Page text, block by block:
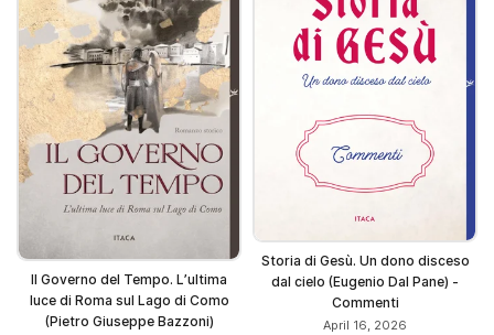
Il Governo del Tempo. L’ultima
luce di Roma sul Lago di Como
(Pietro Giuseppe Bazzoni)
Storia di Gesù. Un dono disceso
dal cielo (Eugenio Dal Pane) -
Commenti
April 16, 2026